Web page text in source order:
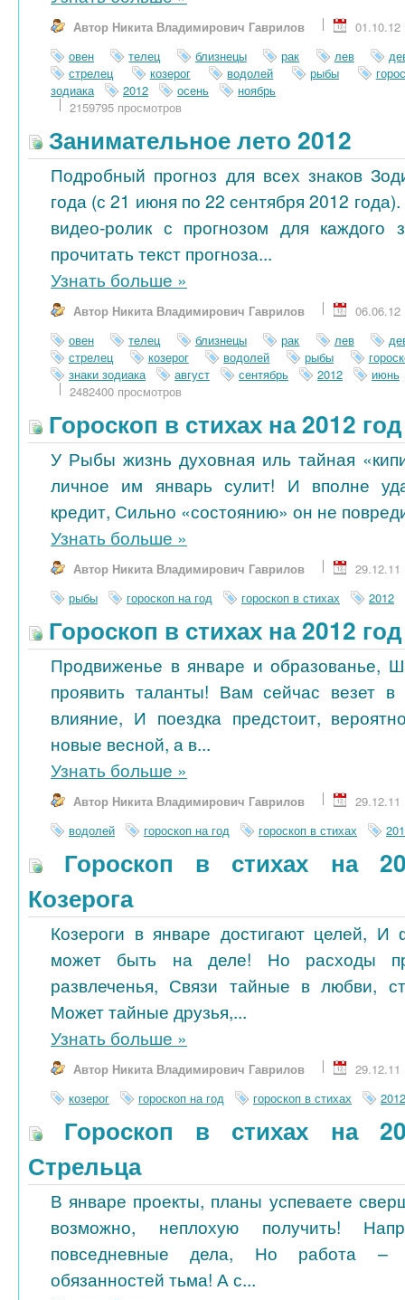
Автор Никита Владимирович Гаврилов
01.10.12
овен
телец близнецы рак лев
стрелец
козерог водолей рыбы
зодиака
2012 осень
ноябрь
2159795 просмотров
Занимательное лето 2012
Подробный прогноз для всех знаков
года (с 21 июня по 22 сентября 2012
видео-ролик с прогнозом для каждого
прочитать текст прогноза...
Узнать больше »
Автор Никита Владимирович Гаврилов
06.06.12
овен
телец близнецы рак лев
стрелец
козерог водолей рыбы
знаки зодиака
август сентябрь 2012
июнь
2482400 просмотров
Гороскоп в стихах на 2012
У Рыбы жизнь духовная иль тайная
личное им январь сулит! И вполне
кредит, Сильно «состоянию» он не
Узнать больше »
Автор Никита Владимирович Гаврилов
29.12.11
рыбы
гороскоп на год гороскоп в стихах 2012
Гороскоп в стихах на 2012
Продвиженье в январе и образованье,
проявить таланты! Вам сейчас везет в
влияние, И поездка предстоит,
новые весной, а в...
Узнать больше »
Автор Никита Владимирович Гаврилов
29.12.11
водолей
гороскоп на год гороскоп в стихах
Гороскоп в стихах на
Козерога
Козероги в январе достигают целей, И
может быть на деле! Но расходы
развлеченья, Связи тайные в любви,
Может тайные друзья,...
Узнать больше »
Автор Никита Владимирович Гаврилов
29.12.11
козерог
гороскоп на год гороскоп в стихах 2012
Гороскоп в стихах на
Стрельца
В январе проекты, планы успеваете
возможно, неплохую получить!
повседневные дела, Но работа –
обязанностей тьма! А с...